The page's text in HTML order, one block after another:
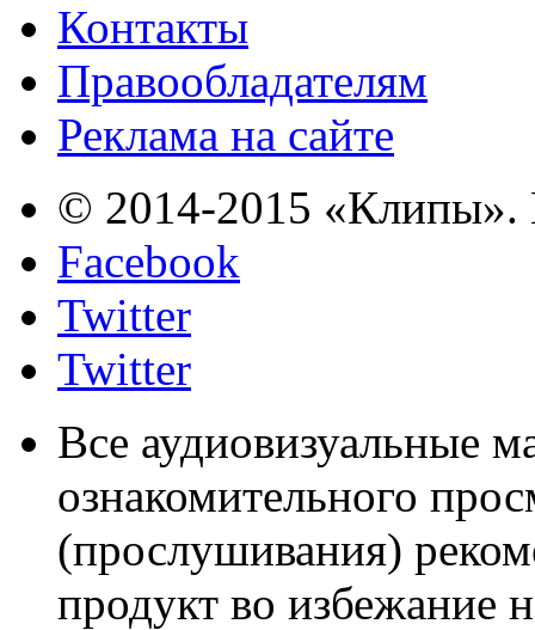
Контакты
Правообладателям
Реклама на сайте
© 2014-2015 «Клипы».
Facebook
Twitter
Twitter
Все аудиовизуальные
ознакомительного
(прослушивания)
продукт во избежание